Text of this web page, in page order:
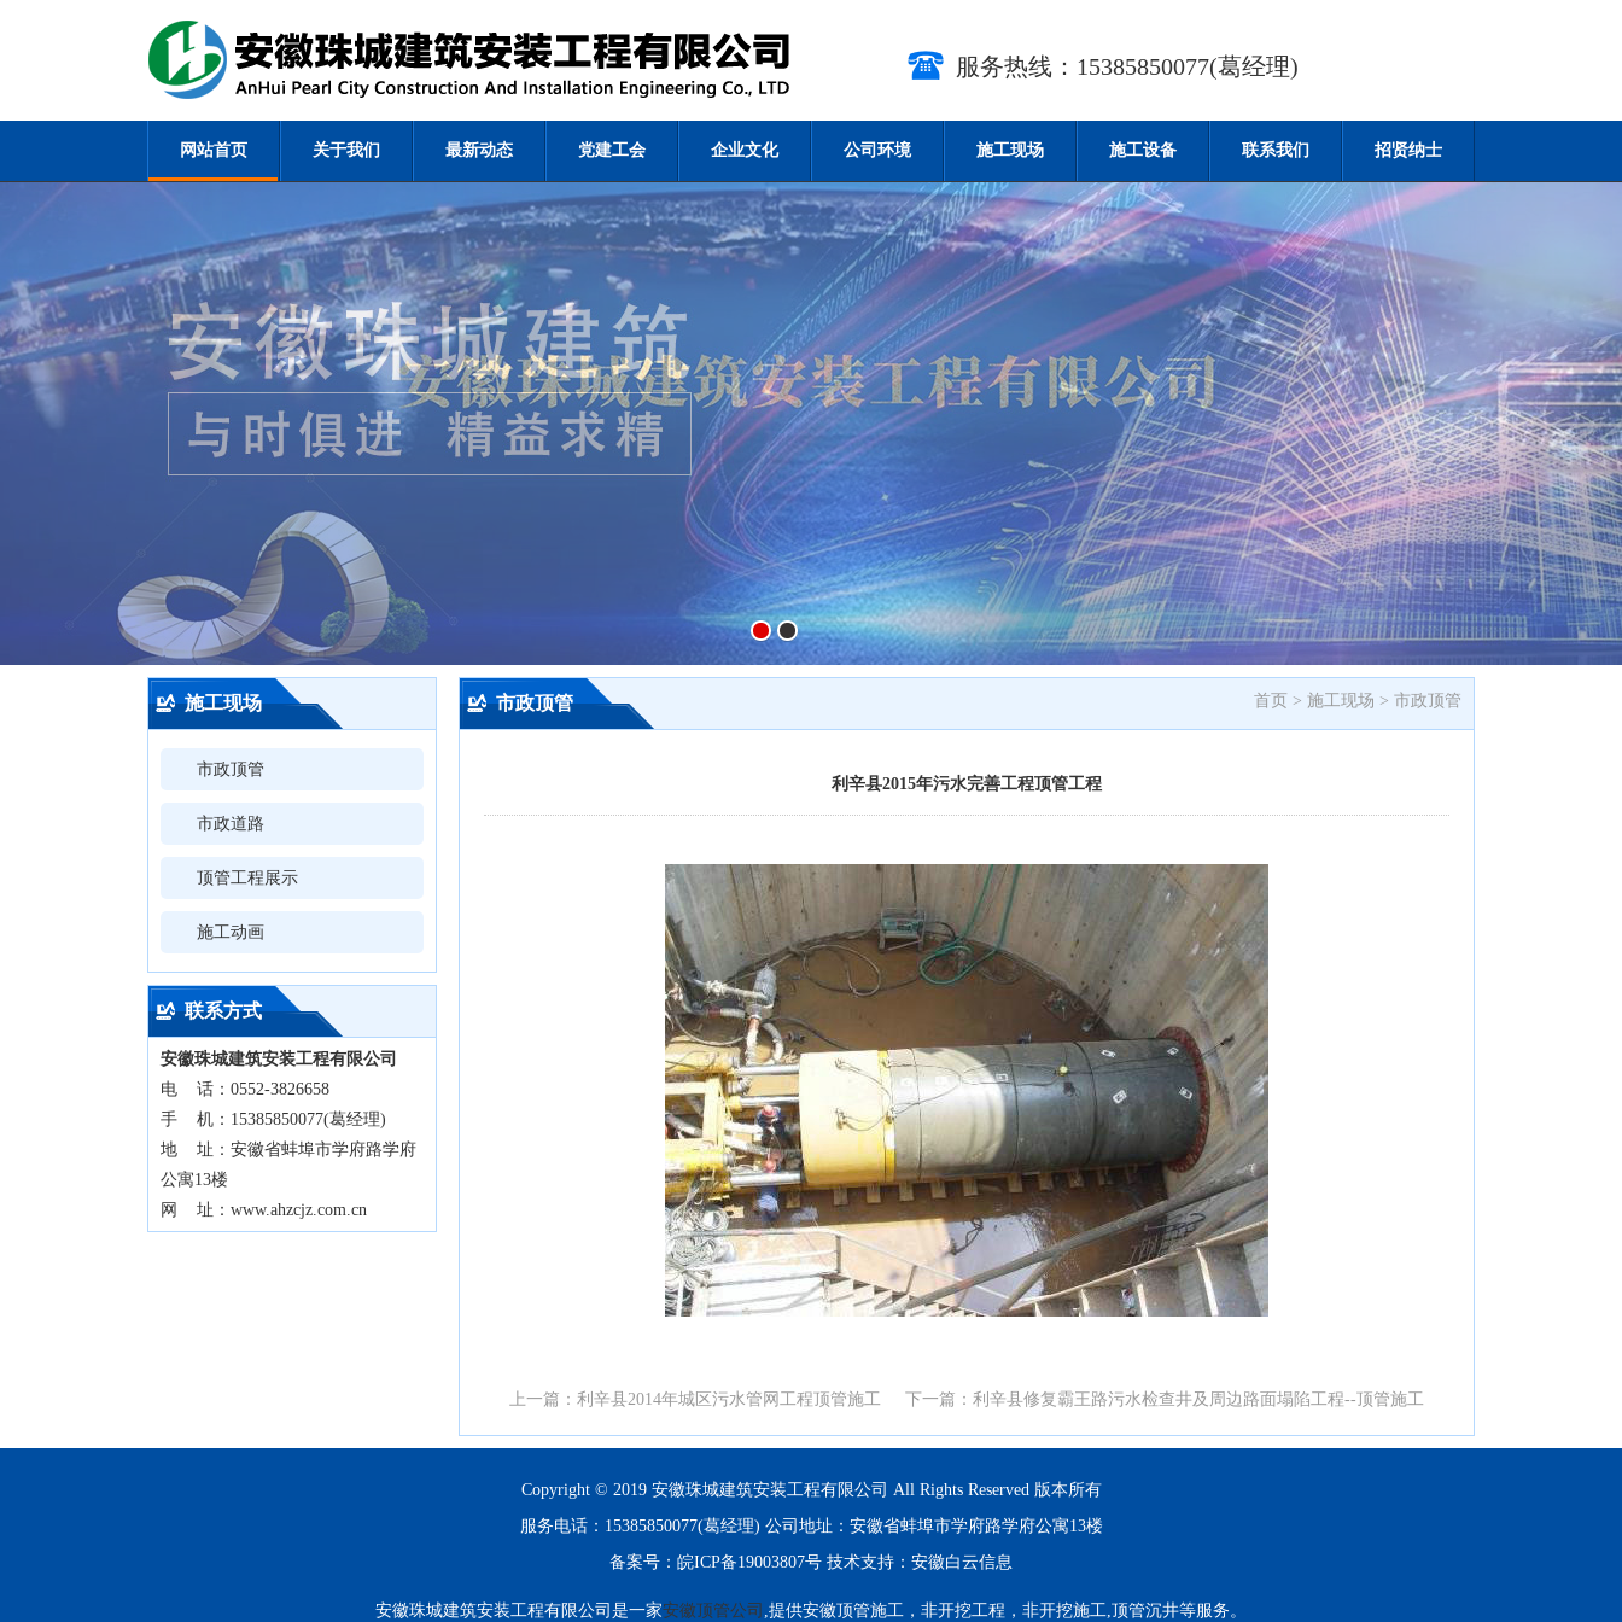
服务热线：15385850077(葛经理)
网站首页 关于我们 最新动态 党建工会 企业文化 公司环境 施工现场 施工设备 联系我们 招贤纳士
施工现场
市政顶管
市政道路
顶管工程展示
施工动画
联系方式
安徽珠城建筑安装工程有限公司
电 话：0552-3826658
手 机：15385850077(葛经理)
地 址：安徽省蚌埠市学府路学府
公寓13楼
网 址：www.ahzcjz.com.cn
市政顶管 首页 > 施工现场 > 市政顶管
利辛县2015年污水完善工程顶管工程
上一篇： 利辛县2014年城区污水管网工程顶管施工 下一篇： 利辛县修复霸王路污水检查井及周边路面塌陷工程--顶管施工
Copyright © 2019 安徽珠城建筑安装工程有限公司 All Rights Reserved 版本所有
服务电话：15385850077(葛经理) 公司地址：安徽省蚌埠市学府路学府公寓13楼
备案号： 皖ICP备19003807号 技术支持： 安徽白云信息
安徽珠城建筑安装工程有限公司是一家安徽顶管公司 ,提供安徽顶管施工，非开挖工程，非开挖施工,顶管沉井等服务。